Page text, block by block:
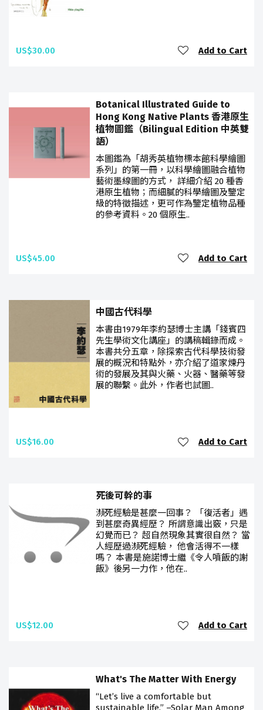
US$30.00 Add to Cart
Botanical Illustrated Guide to
Hong Kong Native Plants 香港原生
植物圖鑑（Bilingual Edition 中英雙
語）
本圖鑑為「胡秀英植物標本館科學繪圖
系列」的第一冊，以科學繪圖融合植物
藝術墨線圖的方式， 詳細介紹 20 種香
港原生植物；而細膩的科學繪圖及鑒定
級的特徵描述，更可作為鑒定植物品種
的參考資料。20 個原生..
US$45.00 Add to Cart
中國古代科學
本書由1979年李約瑟博士主講「錢賓四
先生學術文化講座」的講稿輯錄而成。
本書共分五章，除探索古代科學技術發
展的概況和特點外，亦介紹了道家煉丹
術的發展及其與火藥、火器、醫藥等發
展的聯繫。此外，作者也試圖..
US$16.00 Add to Cart
死後可幹的事
瀕死經驗是甚麼一回事？ 「復活者」遇
到甚麼奇異經歷？ 所謂意識出竅，只是
幻覺而已？ 超自然現象其實很自然？ 當
人經歷過瀕死經驗， 他會活得不一樣
嗎？ 本書是施諾博士繼《令人噴飯的謝
飯》後另一力作，他在..
US$12.00 Add to Cart
What's The Matter With Energy
“Let’s live a comfortable but
sustainable life.” –Solar Man Among